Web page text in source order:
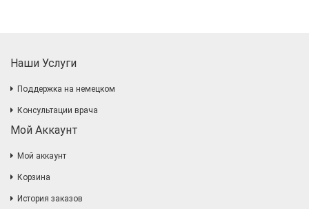
Наши Услуги
Поддержка на немецком
Консультации врача
Мой Аккаунт
Мой аккаунт
Корзина
История заказов